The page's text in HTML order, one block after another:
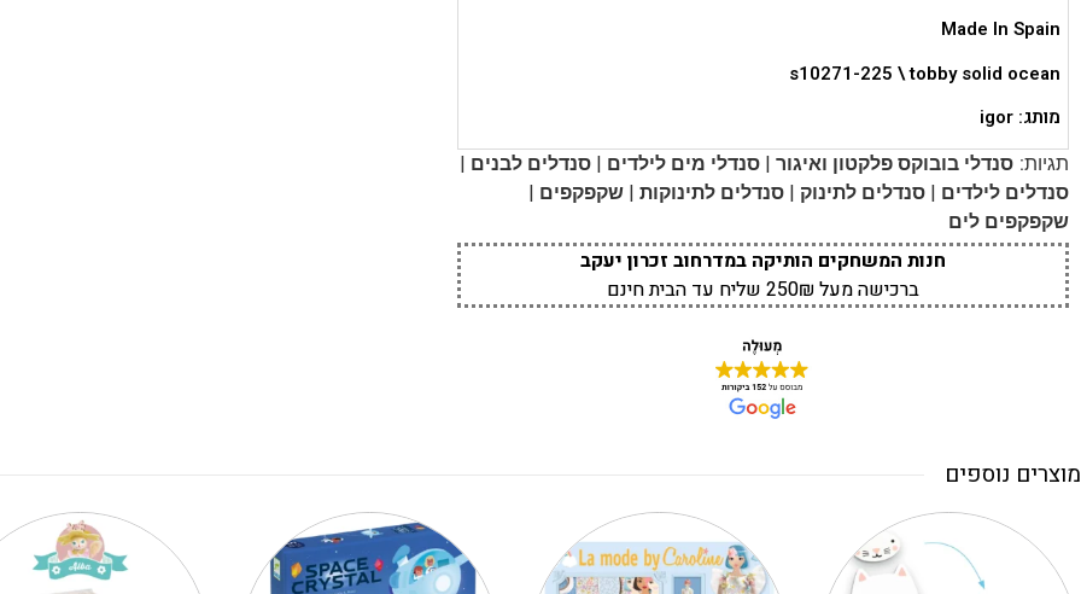
Made In Spain
s10271-225 \ tobby solid ocean
מותג: igor
תגיות: סנדלי בובוקס פלקטון ואיגור | סנדלי מים לילדים | סנדלים לבנים |
סנדלים לילדים | סנדלים לתינוק | סנדלים לתינוקות | שקפקפים |
שקפקפים לים
חנות המשחקים הותיקה במדרחוב זכרון יעקב
ברכישה מעל 250₪ שליח עד הבית חינם
מוצרים נוספים